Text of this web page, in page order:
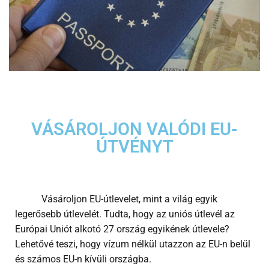
VÁSÁROLJON VALÓDI EU-
ÚTVÉNYT
Vásároljon EU-útlevelet, mint a világ egyik
legerősebb útlevelét. Tudta, hogy az uniós útlevél az
Európai Uniót alkotó 27 ország egyikének útlevele?
Lehetővé teszi, hogy vízum nélkül utazzon az EU-n belül
és számos EU-n kívüli országba.